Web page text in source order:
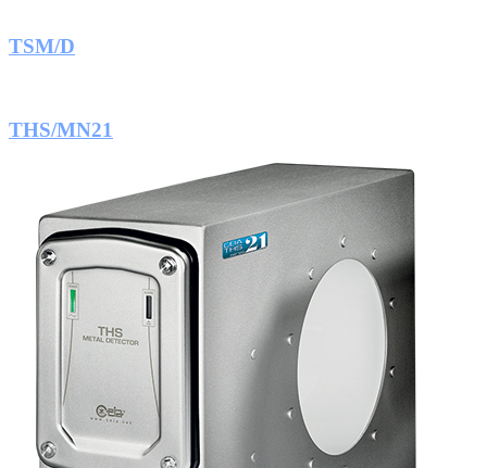
TSM/D
THS/MN21